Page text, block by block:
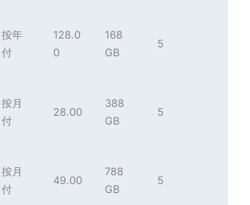
按年
付
128.0
0
168
GB
5
按月
付
28.00
388
GB
5
按月
付
49.00
788
GB
5